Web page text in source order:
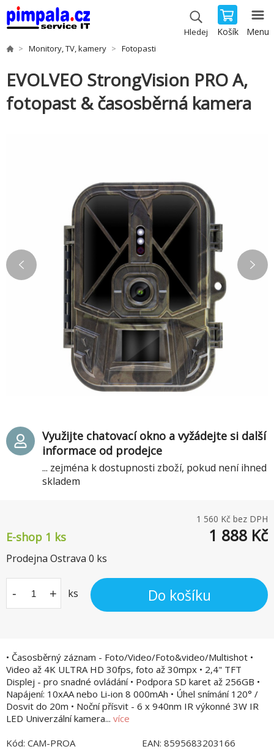
Hledej Košík Menu
Monitory, TV, kamery Fotopasti
EVOLVEO StrongVision PRO A,
fotopast & časosběrná kamera
• Časosběrný záznam - Foto/Video/Foto&video/Multishot •
Video až 4K ULTRA HD 30fps, foto až 30mpx • 2,4" TFT
Displej - pro snadné ovládání • Podpora SD karet až 256GB •
Napájení: 10xAA nebo Li-ion 8 000mAh • Úhel snímání 120° /
Dosvit do 20m • Noční přísvit - 6 x 940nm IR výkonné 3W IR
LED Univerzální kamera... více
1 560 Kč bez DPH
E-shop 1 ks 1 888 Kč
Prodejna Ostrava 0 ks
- + ks Do košíku
Využijte chatovací okno a vyžádejte si další
informace od prodejce
... zejména k dostupnosti zboží, pokud není ihned
skladem
Kód: CAM-PROA EAN: 8595683203166